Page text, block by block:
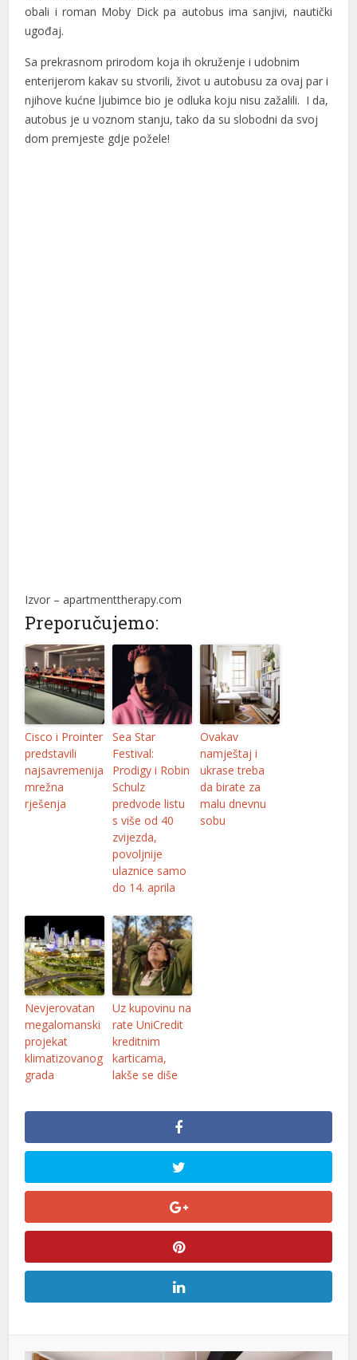
obali i roman Moby Dick pa autobus ima sanjivi, nautički
ugođaj.
Sa prekrasnom prirodom koja ih okruženje i udobnim
enterijerom kakav su stvorili, život u autobusu za ovaj par i
njihove kućne ljubimce bio je odluka koju nisu zažalili. I da,
autobus je u voznom stanju, tako da su slobodni da svoj
dom premjeste gdje požele!
Izvor – apartmenttherapy.com
Preporučujemo:
Cisco i Prointer
predstavili
najsavremenija
mrežna
rješenja
Sea Star
Festival:
Prodigy i Robin
Schulz
predvode listu
s više od 40
zvijezda,
povoljnije
ulaznice samo
do 14. aprila
Ovakav
namještaj i
ukrase treba
da birate za
malu dnevnu
sobu
Nevjerovatan
megalomanski
projekat
klimatizovanog
grada
Uz kupovinu na
rate UniCredit
kreditnim
karticama,
lakše se diše